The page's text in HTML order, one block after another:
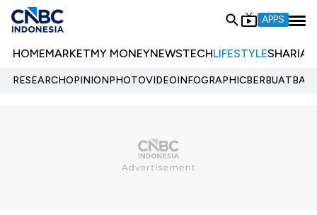
APPS
HOMEMARKETMY MONEYNEWSTECHLIFESTYLESHARIA
RESEARCHOPINIONPHOTOVIDEOINFOGRAPHIC